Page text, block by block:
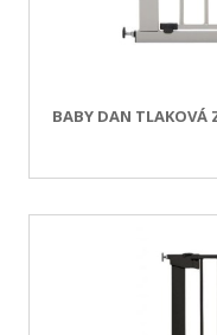
BABY DAN TLAKOVÁ